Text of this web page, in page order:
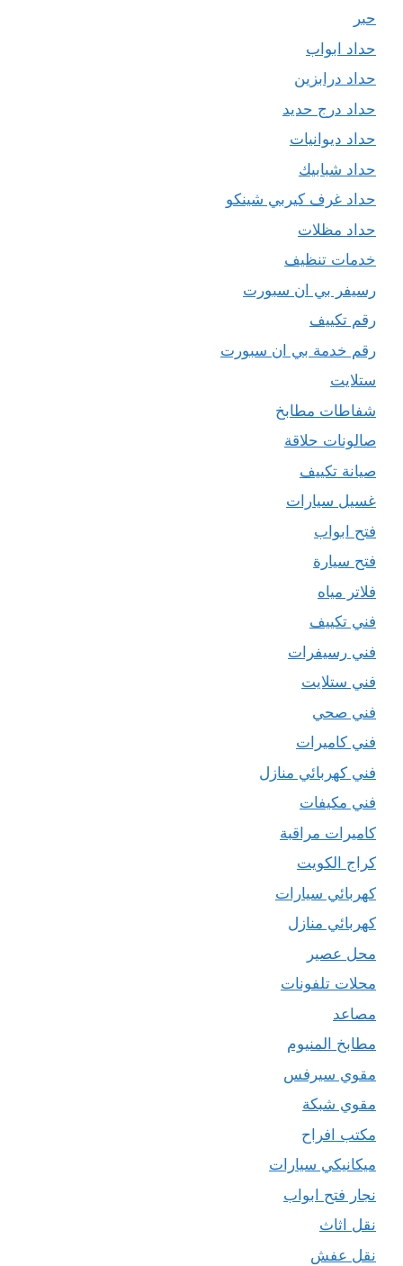
حبر
حداد ابواب
حداد درابزين
حداد درج حديد
حداد ديوانيات
حداد شبابيك
حداد غرف كيربي شينكو
حداد مظلات
خدمات تنظيف
رسيفر بي ان سبورت
رقم تكييف
رقم خدمة بي ان سبورت
ستلايت
شفاطات مطابخ
صالونات حلاقة
صيانة تكييف
غسيل سيارات
فتح ابواب
فتح سيارة
فلاتر مياه
فني تكييف
فني رسيفرات
فني ستلايت
فني صحي
فني كاميرات
فني كهربائي منازل
فني مكيفات
كاميرات مراقبة
كراج الكويت
كهربائي سيارات
كهربائي منازل
محل عصير
محلات تلفونات
مصاعد
مطابخ المنيوم
مقوي سيرفس
مقوي شبكة
مكتب افراح
ميكانيكي سيارات
نجار فتح ابواب
نقل اثاث
نقل عفش